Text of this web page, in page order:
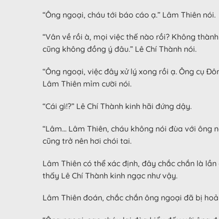
“Ông ngoại, cháu tới báo cáo ạ.” Lâm Thiên nói.
“Vân về rồi à, mọi việc thế nào rồi? Không
cũng không đồng ý đâu.” Lê Chí Thành nói.
“Ông ngoại, việc đây xử lý xong rồi ạ. Ông cụ
Lâm Thiên mỉm cười nói.
“Cái gì!?” Lê Chí Thành kinh hãi đứng dậy.
“Lâm… Lâm Thiên, cháu không nói đùa với ông
cũng trở nên hơi chói tai.
Lâm Thiên có thể xác định, đây chắc chắn là
thấy Lê Chí Thành kinh ngạc như vậy.
Lâm Thiên đoán, chắc chắn ông ngoại đã bị